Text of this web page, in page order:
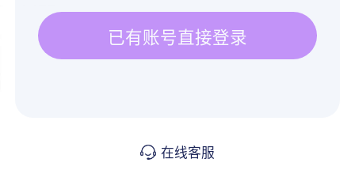
已有账号直接登录
在线客服